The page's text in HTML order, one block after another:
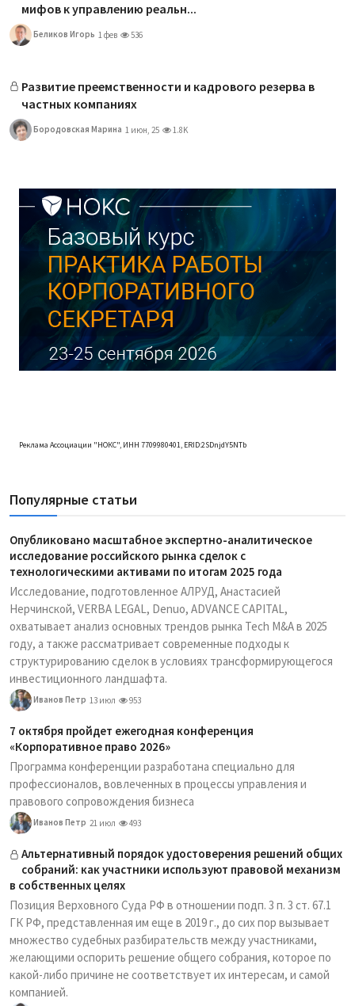
мифов к управлению реальн...
Беликов Игорь 1 фев 536
Развитие преемственности и кадрового резерва в
частных компаниях
Бородовская Марина 1 июн, 25 1.8K
Реклама Ассоциации "НОКС", ИНН 7709980401, ERID:2SDnjdY5NTb
Популярные статьи
Опубликовано масштабное экспертно-аналитическое
исследование российского рынка сделок с
технологическими активами по итогам 2025 года
Исследование, подготовленное АЛРУД, Анастасией
Нерчинской, VERBA LEGAL, Denuo, ADVANCE CAPITAL,
охватывает анализ основных трендов рынка Tech M&A в 2025
году, а также рассматривает современные подходы к
структурированию сделок в условиях трансформирующегося
инвестиционного ландшафта.
Иванов Петр 13 июл 953
7 октября пройдет ежегодная конференция
«Корпоративное право 2026»
Программа конференции разработана специально для
профессионалов, вовлеченных в процессы управления и
правового сопровождения бизнеса
Иванов Петр 21 июл 493
Альтернативный порядок удостоверения решений общих
собраний: как участники используют правовой механизм
в собственных целях
Позиция Верховного Суда РФ в отношении подп. 3 п. 3 ст. 67.1
ГК РФ, представленная им еще в 2019 г., до сих пор вызывает
множество судебных разбирательств между участниками,
желающими оспорить решение общего собрания, которое по
какой-либо причине не соответствует их интересам, и самой
компанией.